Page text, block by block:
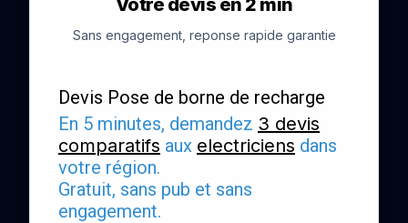
Votre devis en 2 min
Sans engagement, reponse rapide garantie
Devis Pose de borne de recharge
En 5 minutes, demandez 3 devis
comparatifs aux electriciens dans
votre région.
Gratuit, sans pub et sans
engagement.